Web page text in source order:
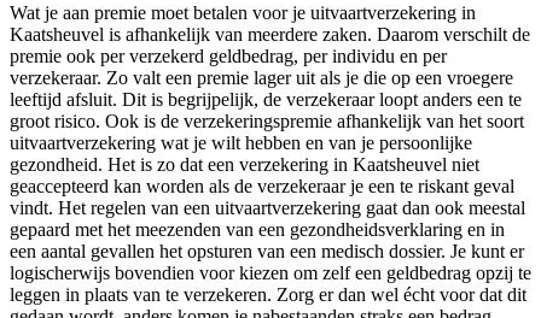
Wat je aan premie moet betalen voor je uitvaartverzekering in
Kaatsheuvel is afhankelijk van meerdere zaken. Daarom verschilt de
premie ook per verzekerd geldbedrag, per individu en per
verzekeraar. Zo valt een premie lager uit als je die op een vroegere
leeftijd afsluit. Dit is begrijpelijk, de verzekeraar loopt anders een te
groot risico. Ook is de verzekeringspremie afhankelijk van het soort
uitvaartverzekering wat je wilt hebben en van je persoonlijke
gezondheid. Het is zo dat een verzekering in Kaatsheuvel niet
geaccepteerd kan worden als de verzekeraar je een te riskant geval
vindt. Het regelen van een uitvaartverzekering gaat dan ook meestal
gepaard met het meezenden van een gezondheidsverklaring en in
een aantal gevallen het opsturen van een medisch dossier. Je kunt er
logischerwijs bovendien voor kiezen om zelf een geldbedrag opzij te
leggen in plaats van te verzekeren. Zorg er dan wel écht voor dat dit